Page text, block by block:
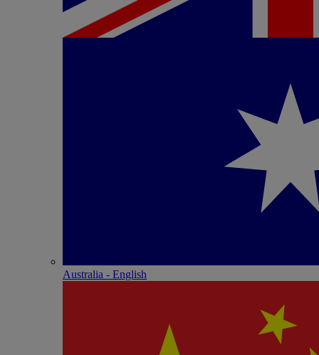
Australia - English